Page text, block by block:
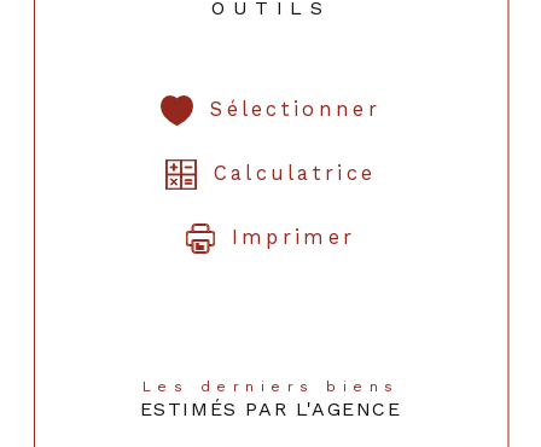
OUTILS
Sélectionner
Calculatrice
Imprimer
Les derniers biens
ESTIMÉS PAR L'AGENCE